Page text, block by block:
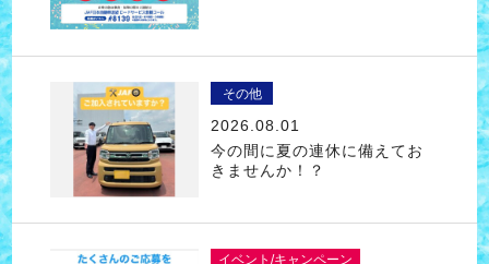
その他
2026.08.01
今の間に夏の連休に備えてお
きませんか！？
イベント/キャンペーン